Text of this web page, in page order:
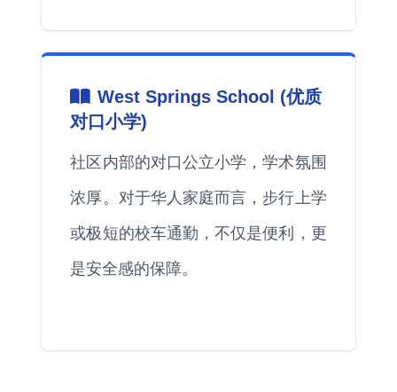
West Springs School (优质
对口小学)
社区内部的对口公立小学，学术氛围
浓厚。对于华人家庭而言，步行上学
或极短的校车通勤，不仅是便利，更
是安全感的保障。